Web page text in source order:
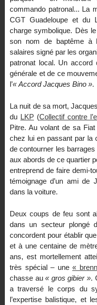
commando patronal... La
CGT Guadeloupe et du
charge symbolique. Dès
son nom de baptême à
salaires signé par les
patronat local. Un
générale et de ce
l’« Accord Jacques Bino ».
La nuit de sa mort,
du LKP (Collectif contre
Pitre. Au volant de sa
chez lui en passant par la
de contourner les
aux abords de ce quartier
entreprend de faire demi-
témoignage d’un ami de
dans la voiture.
Deux coups de feu sont
dans un secteur plongé
concordent pour établir
et à une centaine de
ans, est mortellement
très spécial – une «
chasse au« gros gibier ».
a traversé le corps du
l’expertise balistique, et